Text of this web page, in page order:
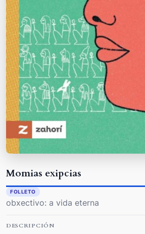
Momias exipcias
FOLLETO
obxectivo: a vida eterna
DESCRIPCIÓN